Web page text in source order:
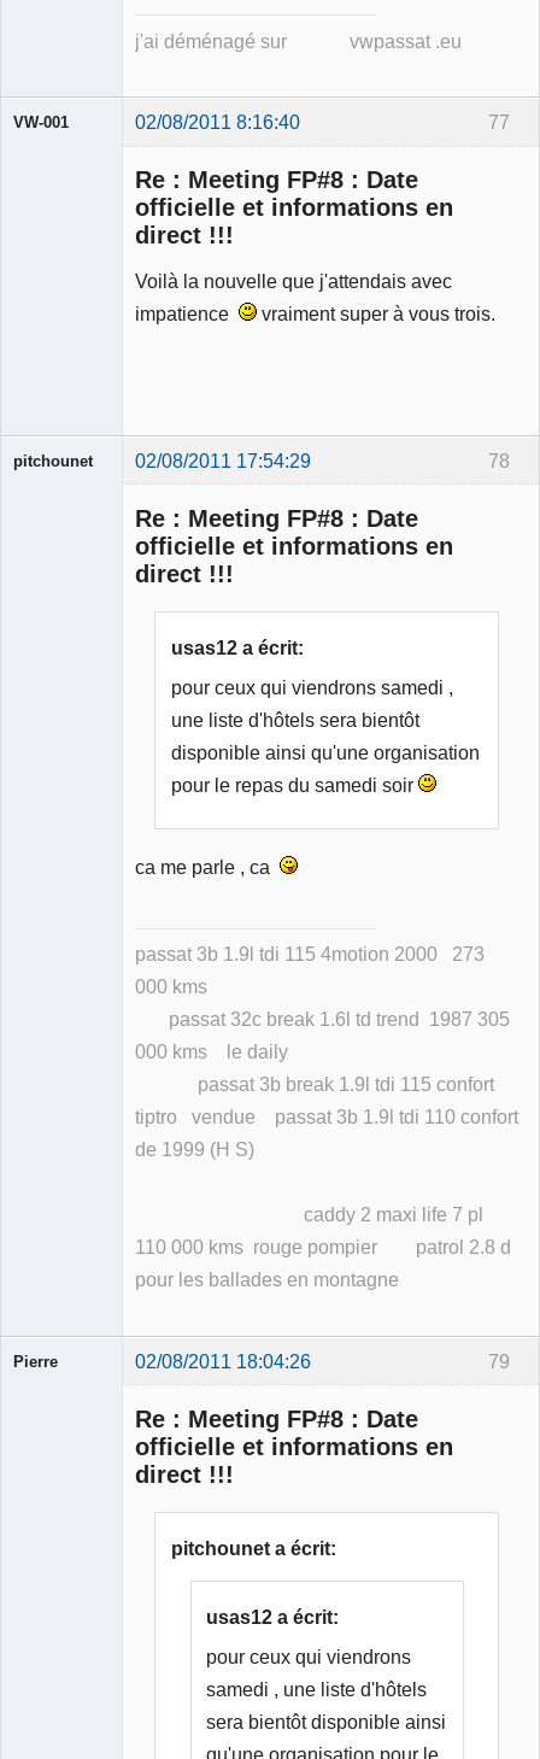
j'ai déménagé sur vwpassat .eu
77
VW-001 02/08/2011 8:16:40
Re : Meeting FP#8 : Date
officielle et informations en
direct !!!
Voilà la nouvelle que j'attendais avec
impatience
vraiment super à vous trois.
78
pitchounet 02/08/2011 17:54:29
Re : Meeting FP#8 : Date
officielle et informations en
direct !!!
usas12 a écrit:
pour ceux qui viendrons samedi ,
une liste d'hôtels sera bientôt
disponible ainsi qu'une organisation
pour le repas du samedi soir
ca me parle , ca
passat 3b 1.9l tdi 115 4motion 2000 273
000 kms
passat 32c break 1.6l td trend 1987 305
000 kms le daily
passat 3b break 1.9l tdi 115 confort
tiptro vendue passat 3b 1.9l tdi 110 confort
de 1999 (H S)
caddy 2 maxi life 7 pl
110 000 kms rouge pompier patrol 2.8 d
pour les ballades en montagne
79
Pierre 02/08/2011 18:04:26
Re : Meeting FP#8 : Date
officielle et informations en
direct !!!
pitchounet a écrit:
usas12 a écrit:
pour ceux qui viendrons
samedi , une liste d'hôtels
sera bientôt disponible ainsi
qu'une organisation pour le